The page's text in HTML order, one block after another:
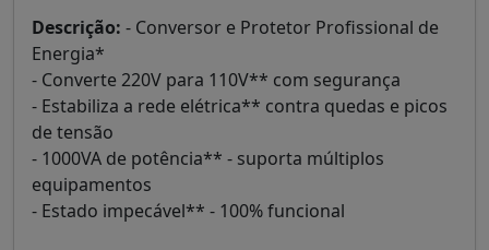
Descrição: - Conversor e Protetor Profissional de
Energia*
- Converte 220V para 110V** com segurança
- Estabiliza a rede elétrica** contra quedas e picos
de tensão
- 1000VA de potência** - suporta múltiplos
equipamentos
- Estado impecável** - 100% funcional